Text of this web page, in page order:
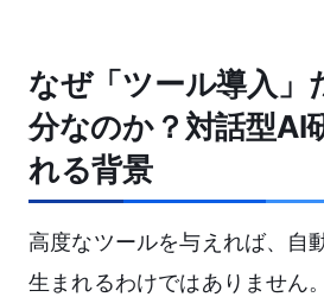
なぜ「ツール導入」
分なのか？対話型AI
れる背景
高度なツールを与えれば、自
生まれるわけではありません